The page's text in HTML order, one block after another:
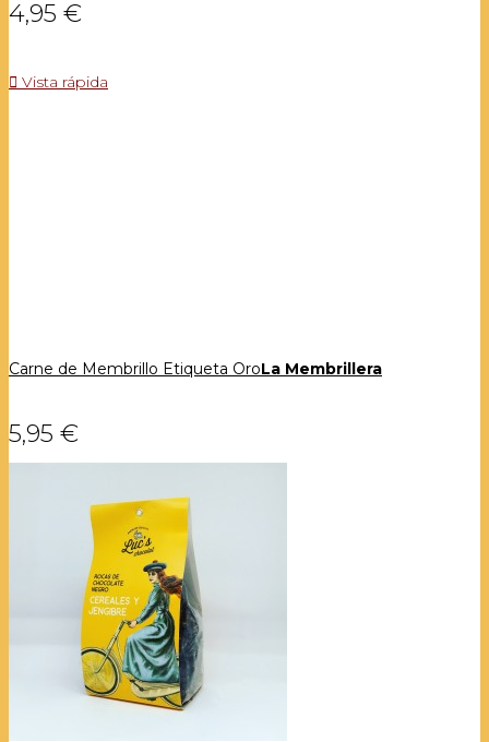
4,95 €
 Vista rápida
Carne de Membrillo Etiqueta OroLa Membrillera
5,95 €